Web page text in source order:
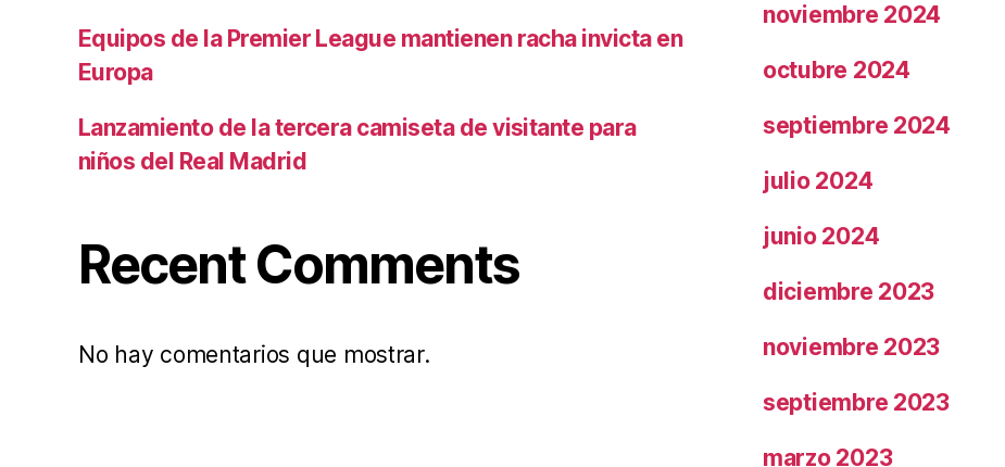
Equipos de la Premier League mantienen racha invicta en
Europa
Lanzamiento de la tercera camiseta de visitante para
niños del Real Madrid
Recent Comments
No hay comentarios que mostrar.
noviembre 2024
octubre 2024
septiembre 2024
julio 2024
junio 2024
diciembre 2023
noviembre 2023
septiembre 2023
marzo 2023